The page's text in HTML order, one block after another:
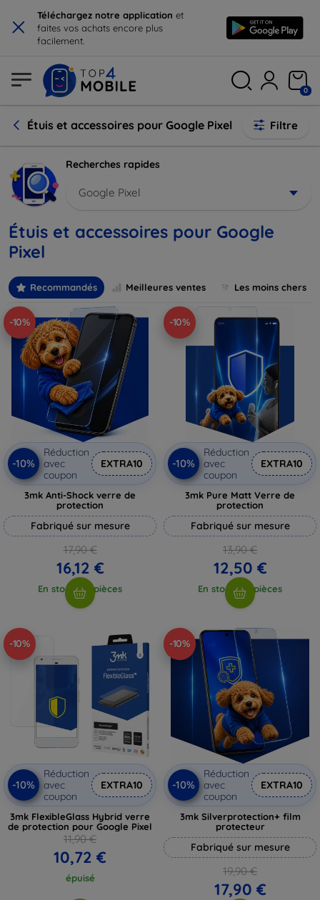
× Téléchargez notre application et
faites vos achats encore plus
facilement.
0
Étuis et accessoires pour Google Pixel Filtre
Recherches rapides
Google Pixel
Étuis et accessoires pour Google
Pixel
Recommandés Meilleures ventes Les moins chers
-10%
-10%
Réduction
avec
coupon
EXTRA10
3mk Anti-Shock verre de
protection
Fabriqué sur mesure
17,90 €
16,12 €
En stock > 5 pièces
-10%
-10%
Réduction
avec
coupon
EXTRA10
3mk Pure Matt Verre de
protection
Fabriqué sur mesure
13,90 €
12,50 €
En stock > 5 pièces
-10%
-10%
Réduction
avec
coupon
EXTRA10
3mk FlexibleGlass Hybrid verre
de protection pour Google Pixel
11,90 €
10,72 €
épuisé
-10%
-10%
Réduction
avec
coupon
EXTRA10
3mk Silverprotection+ film
protecteur
Fabriqué sur mesure
19,90 €
17,90 €